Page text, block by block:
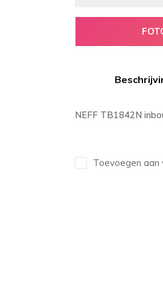
NEFF TB1842N
Toevoegen aan